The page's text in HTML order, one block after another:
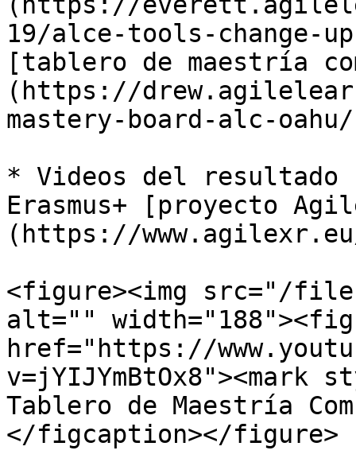
19/alce-tools-change-
[tablero de maestría
(https://
mastery-board-alc-
* Videos del
Erasmus+ [proyecto
(https://
<figure><img src="/
alt=""
href="https://
Tablero de Maestría
</figcaption></figure>